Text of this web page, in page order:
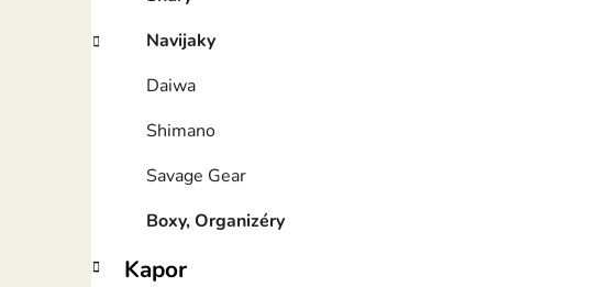
Navijaky
Daiwa
Shimano
Savage Gear
Boxy, Organizéry
Kapor